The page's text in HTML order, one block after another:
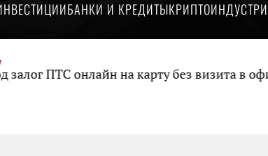
БАНКИ И КРЕДИТЫ
ПТС онлайн на карту без визита в офис: